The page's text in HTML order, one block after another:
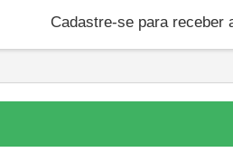
Cadastre-se para receber